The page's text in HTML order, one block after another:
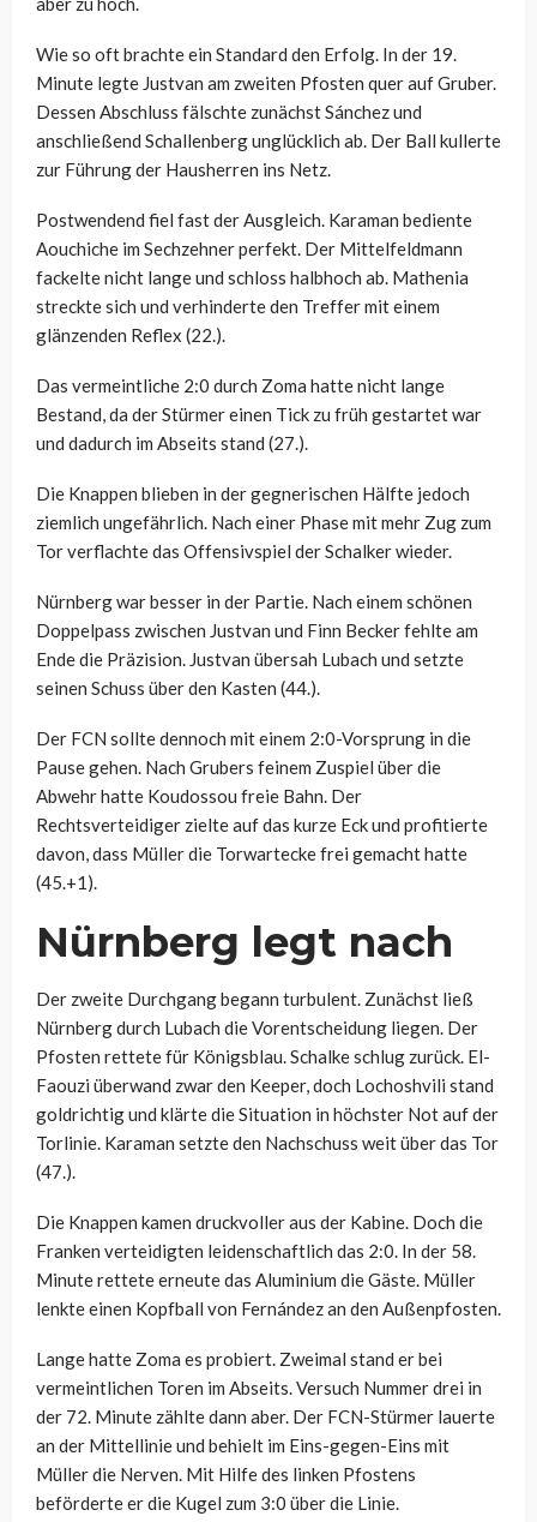
Wie so oft brachte ein Standard den Erfolg. In der 19.
Minute legte Justvan am zweiten Pfosten quer auf Gruber.
Dessen Abschluss fälschte zunächst Sánchez und
anschließend Schallenberg unglücklich ab. Der Ball kullerte
zur Führung der Hausherren ins Netz.
Postwendend fiel fast der Ausgleich. Karaman bediente
Aouchiche im Sechzehner perfekt. Der Mittelfeldmann
fackelte nicht lange und schloss halbhoch ab. Mathenia
streckte sich und verhinderte den Treffer mit einem
glänzenden Reflex (22.).
Das vermeintliche 2:0 durch Zoma hatte nicht lange
Bestand, da der Stürmer einen Tick zu früh gestartet war
und dadurch im Abseits stand (27.).
Die Knappen blieben in der gegnerischen Hälfte jedoch
ziemlich ungefährlich. Nach einer Phase mit mehr Zug zum
Tor verflachte das Offensivspiel der Schalker wieder.
Nürnberg war besser in der Partie. Nach einem schönen
Doppelpass zwischen Justvan und Finn Becker fehlte am
Ende die Präzision. Justvan übersah Lubach und setzte
seinen Schuss über den Kasten (44.).
Der FCN sollte dennoch mit einem 2:0-Vorsprung in die
Pause gehen. Nach Grubers feinem Zuspiel über die
Abwehr hatte Koudossou freie Bahn. Der
Rechtsverteidiger zielte auf das kurze Eck und profitierte
davon, dass Müller die Torwartecke frei gemacht hatte
(45.+1).
Nürnberg legt nach
Der zweite Durchgang begann turbulent. Zunächst ließ
Nürnberg durch Lubach die Vorentscheidung liegen. Der
Pfosten rettete für Königsblau. Schalke schlug zurück. El-
Faouzi überwand zwar den Keeper, doch Lochoshvili stand
goldrichtig und klärte die Situation in höchster Not auf der
Torlinie. Karaman setzte den Nachschuss weit über das Tor
(47.).
Die Knappen kamen druckvoller aus der Kabine. Doch die
Franken verteidigten leidenschaftlich das 2:0. In der 58.
Minute rettete erneute das Aluminium die Gäste. Müller
lenkte einen Kopfball von Fernández an den Außenpfosten.
Lange hatte Zoma es probiert. Zweimal stand er bei
vermeintlichen Toren im Abseits. Versuch Nummer drei in
der 72. Minute zählte dann aber. Der FCN-Stürmer lauerte
an der Mittellinie und behielt im Eins-gegen-Eins mit
Müller die Nerven. Mit Hilfe des linken Pfostens
beförderte er die Kugel zum 3:0 über die Linie.